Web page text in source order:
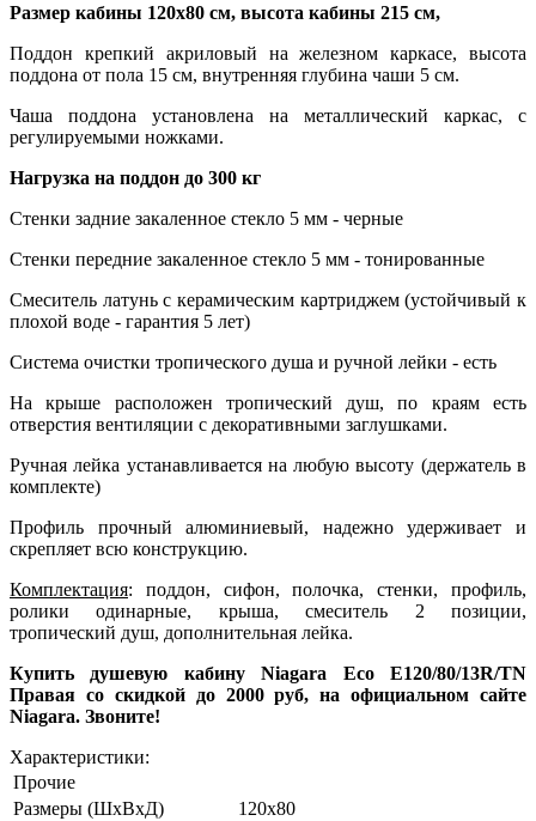
Размер кабины 120x80 см, высота кабины 215 см,
Поддон крепкий акриловый на железном каркасе, высота
поддона от пола 15 см, внутренняя глубина чаши 5 см.
Чаша поддона установлена на металлический каркас, с
регулируемыми ножками.
Нагрузка на поддон до 300 кг
Стенки задние закаленное стекло 5 мм - черные
Стенки передние закаленное стекло 5 мм - тонированные
Смеситель латунь с керамическим картриджем (устойчивый к
плохой воде - гарантия 5 лет)
Система очистки тропического душа и ручной лейки - есть
На крыше расположен тропический душ, по краям есть
отверстия вентиляции с декоративными заглушками.
Ручная лейка устанавливается на любую высоту (держатель в
комплекте)
Профиль прочный алюминиевый, надежно удерживает и
скрепляет всю конструкцию.
Комплектация: поддон, сифон, полочка, стенки, профиль,
ролики одинарные, крыша, смеситель 2 позиции,
тропический душ, дополнительная лейка.
Купить душевую кабину Niagara Eco E120/80/13R/ТN
Правая со скидкой до 2000 руб, на официальном сайте
Niagara. Звоните!
Характеристики:
Прочие
Размеры (ШхВхД)
120x80